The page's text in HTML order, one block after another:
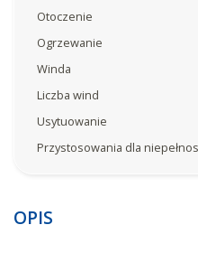
Otoczenie
Ogrzewanie
Winda
Liczba wind
Usytuowanie
Przystosowania dla
OPIS